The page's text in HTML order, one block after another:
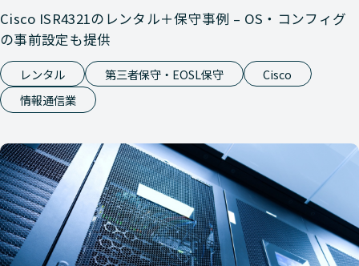
Nutanix HCI HPE DX
Nutanix HCI HPE DL
Nutanix HCI HPE DL
Nutanix HCI HPE DX
Cisco ISR4321のレンタル＋保守事例 – OS・コンフィグ
の事前設定も提供
レンタル 第三者保守・EOSL保守
Cisco
情報通信業